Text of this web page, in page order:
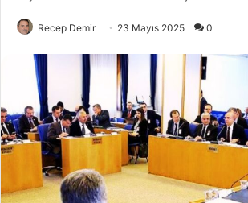
Recep Demir 23 Mayıs 2025 0